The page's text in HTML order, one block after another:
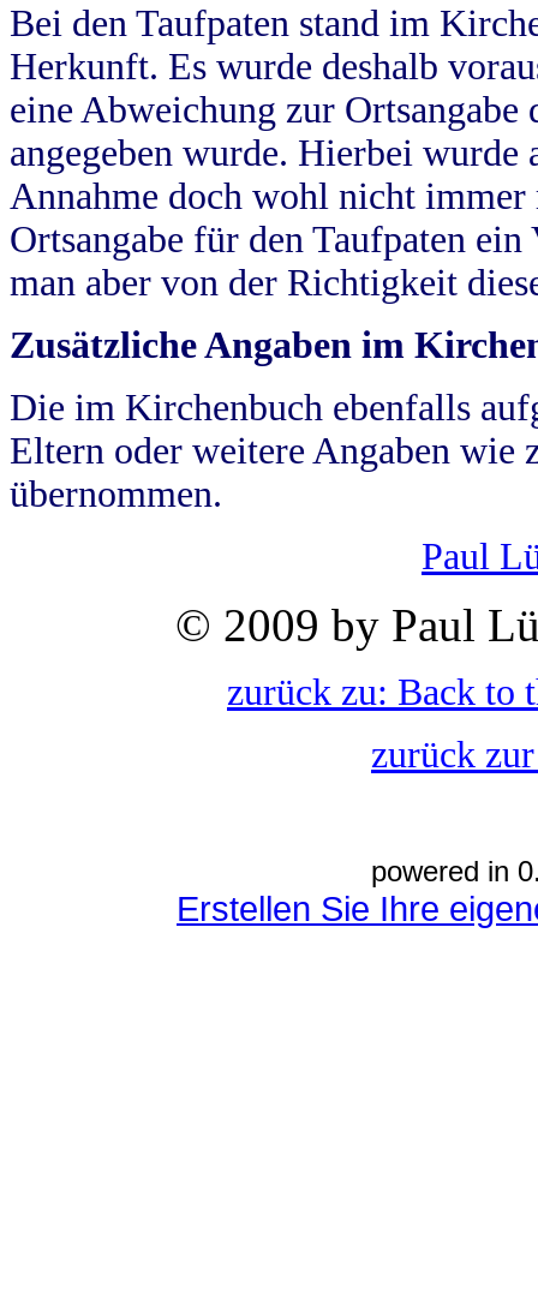
Bei den Taufpaten stand im
Herkunft. Es wurde deshalb
eine Abweichung zur
angegeben wurde. Hierbei wurde
Annahme doch wohl nicht
Ortsangabe für den Taufpaten
man aber von der Richtigkeit
Zusätzliche Angaben im
Die im Kirchenbuch ebenfalls
Eltern oder weitere Angaben wie
übernommen.
Paul
© 2009 by Paul
zurück zu: Back to
zurück
powered in
Erstellen Sie Ihre